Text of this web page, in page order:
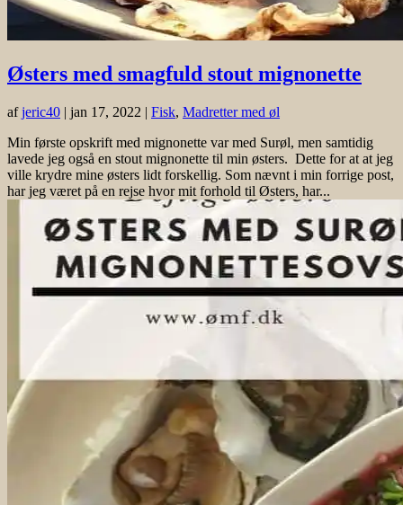
Østers med smagfuld stout mignonette
afjeric40 | jan 17, 2022 | Fisk, Madretter med øl
Min første opskrift med mignonette var med Surøl, men samtidig
lavede jeg også en stout mignonette til min østers. Dette for at at jeg
ville krydre mine østers lidt forskellig. Som nævnt i min forrige post,
har jeg været på en rejse hvor mit forhold til Østers, har...